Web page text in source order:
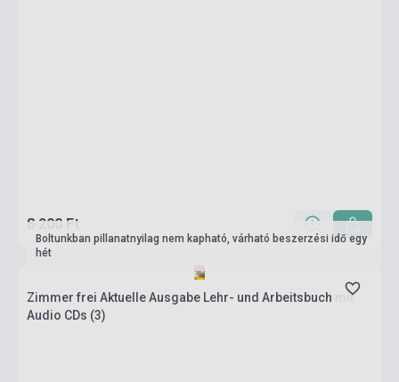
8 200 Ft
Boltunkban pillanatnyilag nem kapható, várható beszerzési idő egy
hét
Zimmer frei Aktuelle Ausgabe Lehr- und Arbeitsbuch mit
Audio CDs (3)